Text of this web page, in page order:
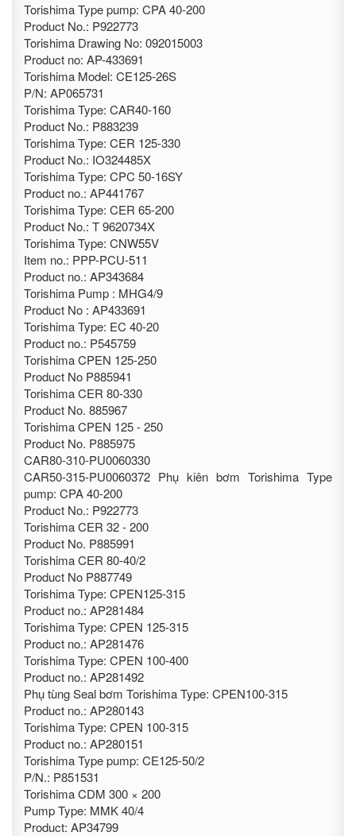
Torishima Type pump: CPA 40-200
Product No.: P922773
Torishima Drawing No: 092015003
Product no: AP-433691
Torishima Model: CE125-26S
P/N: AP065731
Torishima Type: CAR40-160
Product No.: P883239
Torishima Type: CER 125-330
Product No.: IO324485X
Torishima Type: CPC 50-16SY
Product no.: AP441767
Torishima Type: CER 65-200
Product No.: T 9620734X
Torishima Type: CNW55V
Item no.: PPP-PCU-511
Product no.: AP343684
Torishima Pump : MHG4/9
Product No : AP433691
Torishima Type: EC 40-20
Product no.: P545759
Torishima CPEN 125-250
Product No P885941
Torishima CER 80-330
Product No. 885967
Torishima CPEN 125 - 250
Product No. P885975
CAR80-310-PU0060330
CAR50-315-PU0060372 Phụ kiên bơm Torishima Type
pump: CPA 40-200
Product No.: P922773
Torishima CER 32 - 200
Product No. P885991
Torishima CER 80-40/2
Product No P887749
Torishima Type: CPEN125-315
Product no.: AP281484
Torishima Type: CPEN 125-315
Product no.: AP281476
Torishima Type: CPEN 100-400
Product no.: AP281492
Phụ tùng Seal bơm Torishima Type: CPEN100-315
Product no.: AP280143
Torishima Type: CPEN 100-315
Product no.: AP280151
Torishima Type pump: CE125-50/2
P/N.: P851531
Torishima CDM 300 × 200
Pump Type: MMK 40/4
Product: AP34799